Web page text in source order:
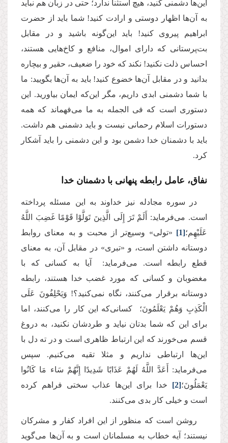
این‌ها دشمنی کنید، هیچ استثنا ندارد؛ حتی در زبان هم نباید
به آن‌ها اظهار دوستی و ارادت کنید! شما باید از حضرت
ابراهیم پیروی کنید! باید این‌‌گونه باشید و در مقابل
بت‌پرستانی که دارای اموال، منافع و کاخ‌هایی هستند،
احساس ذلت نکنید! نکند که خود را ضعیف، حقیر و بیچاره
بدانید و در مقابل آن‌ها خضوع کنید! باید به آن‌ها بگویید: ما
با شما دشمنی ابدی داریم، مگر این‌که ایمان بیاورید. این
دستوری است که فی الجمله به ما می‌فهماند که همه
دستورات اسلام رحمانی نیست و باید دشمنی هم داشت.
باید با دشمنان خدا دشمن بود و این دشمنی را باید آشکار
کرد.
نفاق، عامل رابطه پنهانی با دشمنان خدا
در سوره مجادله نیز خداوند به این مسئله پرداخته
است. می‌فرماید: أَلَمْ تَرَ إِلَى الَّذِینَ تَوَلَّوْا قَوْمًا غَضِبَ اللَّهُ
عَلَیْهِم؛[1] «تولی» وسیع‌تر از محبت و به معنای روابط
دوستانه داشتن است، و «تبری» در مقابل آن، به معنای
قطع رابطه است. می‌فرماید: آیا به کسانی که با
مغضوبان و کسانی که مورد غضب خدا هستند، رابطه
دوستانه برقرار می‌کنند، نگاه نمی‌کنید؟! وَیَحْلِفُونَ عَلَى
الْكَذِبِ وَهُمْ یَعْلَمُونَ؛ کسانی‌که این کار را می‌کنند، اما
برای این که شما بدتان نیاید و طردشان نکنید، به دروغ
قسم می‌خورند که این ارتباط ظاهری است و در ته دل با
این‌ها ارتباطی نداریم و مثلا تقیه می‌کنیم. سپس
می‌فرماید: أَعَدَّ اللَّهُ لَهُمْ عَذَابًا شَدِیدًا إِنَّهُمْ سَاء مَا كَانُوا
یَعْمَلُونَ؛[2] خدا برای این‌ها عذاب سختی فراهم کرده
است و خیلی کار بدی می‌کنند.
روشن است که منظور از این افراد کفار و مشرکان
نیستند؛ آیه خطاب به مسلمانان است و به آن‌ها می‌گوید